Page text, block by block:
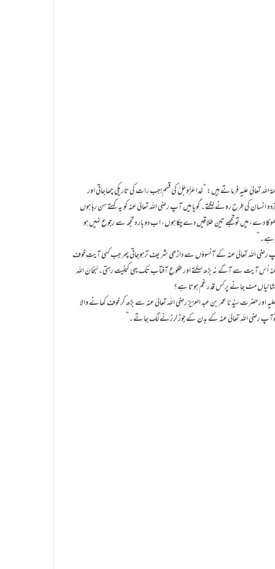
تعالیٰ علیہ فرماتے ہیں: ”خدا عَزَّوَجَلَّ کی قسم!جب رات کی تاریکی چھاجاتی اور
کی طرح رونے لگتے۔ گویا میں آپ رضی اللہ تعالیٰ عنہ کو یہ کہتے سن رہا ہوں
دھوکا دے، میں تو تجھے تین طلاقیں دے چکا ہوں، اب دوبارہ تجھ سے رجوع نہیں ہو
ہے۔”
آپ رضی اللہ تعالیٰ عنہ کے آنسوؤں سے داڑھی شریف ترہوجاتی پھر جب کسی آیتِ خوف
اُس آیت سے آگے نہ بڑھ سکتے اور طلوعِ آفتاب تک یہی کیفیت رہتی۔سُبْحَانَ اللہ
نشانیاں مٹ جانے پر کس قدر غم ہوتا ہے؟
اور حضرت سیِّدُنا عمر بن عبد العزیز رضی اللہ تعالیٰ عنہ سے بڑھ کر خوف کھانے والا
توآپ رضی اللہ تعالیٰ عنہ کے بدن کے جوڑ لرزنے لگ جاتے۔”